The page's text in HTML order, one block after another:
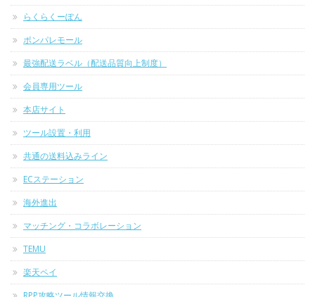
らくらくーぽん
ポンパレモール
最強配送ラベル（配送品質向上制度）
会員専用ツール
本店サイト
ツール設置・利用
共通の送料込みライン
ECステーション
海外進出
マッチング・コラボレーション
TEMU
楽天ペイ